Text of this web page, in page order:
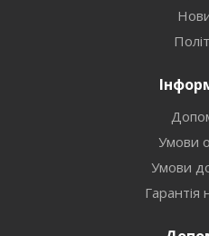
Умови
Умови
Гарантія